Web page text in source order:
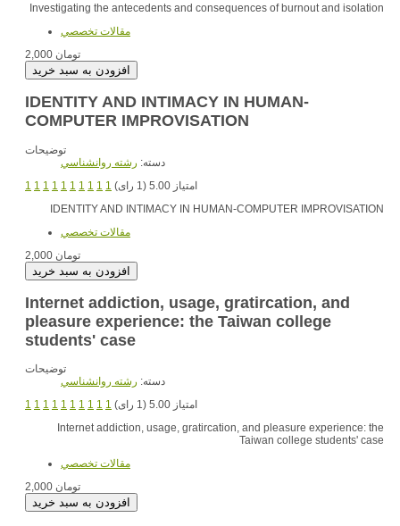
Investigating the antecedents and consequences of burnout and isolation
مقالات تخصصي
2,000 تومان
IDENTITY AND INTIMACY IN HUMAN-
COMPUTER IMPROVISATION
توضیحات
دسته: رشته روانشناسي
1 1 1 1 1 1 1 1 1 1
امتیاز 5.00 (1 رای)
IDENTITY AND INTIMACY IN HUMAN-COMPUTER IMPROVISATION
مقالات تخصصي
2,000 تومان
Internet addiction, usage, gratircation, and
pleasure experience: the Taiwan college
students' case
توضیحات
دسته: رشته روانشناسي
1 1 1 1 1 1 1 1 1 1
امتیاز 5.00 (1 رای)
Internet addiction, usage, gratircation, and pleasure experience: the
Taiwan college students' case
مقالات تخصصي
2,000 تومان